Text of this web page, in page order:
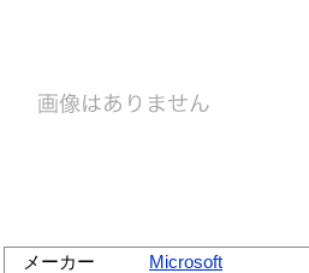
メーカー
Microsoft